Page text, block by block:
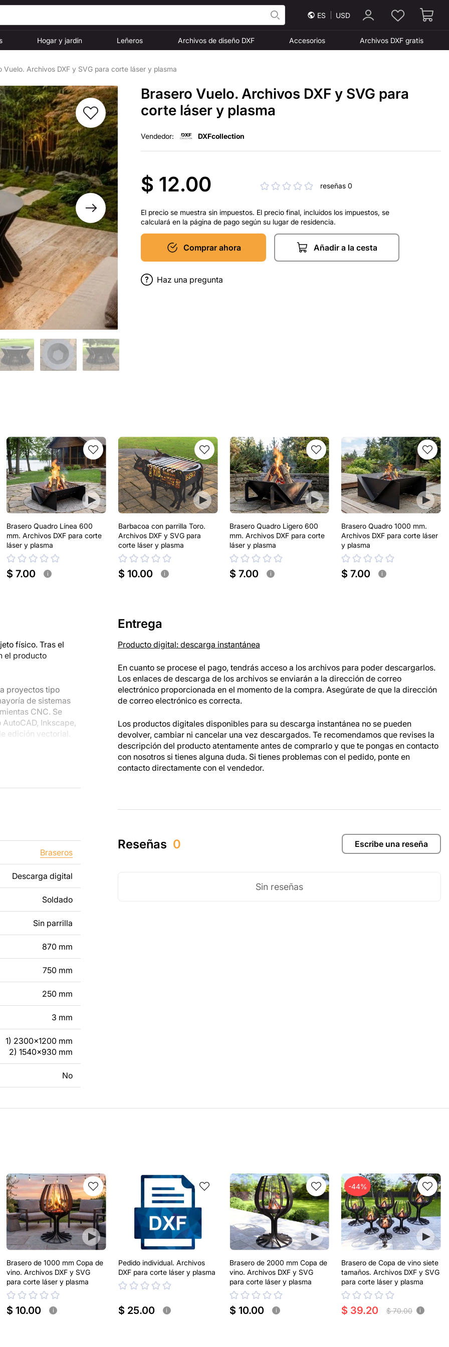
ES USD
Hogar y jardín Leñeros Archivos de diseño DXF Accesorios Archivos DXF gratis
Vuelo. Archivos DXF y SVG para corte láser y plasma
Brasero Vuelo. Archivos DXF y SVG para
corte láser y plasma
Vendedor: DXFcollection
$ 12.00 reseñas 0
El precio se muestra sin impuestos. El precio final, incluidos los impuestos, se
calculará en la página de pago según su lugar de residencia.
Comprar ahora Añadir a la cesta
Haz una pregunta
Brasero Quadro Línea 600
mm. Archivos DXF para corte
láser y plasma
$ 7.00 i
Barbacoa con parrilla Toro.
Archivos DXF y SVG para
corte láser y plasma
$ 10.00 i
Brasero Quadro Ligero 600
mm. Archivos DXF para corte
láser y plasma
$ 7.00 i
Brasero Quadro 1000 mm.
Archivos DXF para corte láser
y plasma
$ 7.00 i
físico. Tras el
el producto
proyectos tipo
de sistemas
CNC. Se
Inkscape,
edición vectorial.
podrás
tanto para un uso
creados a partir
para que se adapte
un producto de
con nosotros en
Braseros
Descarga digital
Soldado
Sin parrilla
870 mm
750 mm
250 mm
3 mm
1) 2300x1200 mm
2) 1540x930 mm
No
Entrega
Producto digital: descarga instantánea
En cuanto se procese el pago, tendrás acceso a los archivos para poder descargarlos.
Los enlaces de descarga de los archivos se enviarán a la dirección de correo
electrónico proporcionada en el momento de la compra. Asegúrate de que la dirección
de correo electrónico es correcta.
Los productos digitales disponibles para su descarga instantánea no se pueden
devolver, cambiar ni cancelar una vez descargados. Te recomendamos que revises la
descripción del producto atentamente antes de comprarlo y que te pongas en contacto
con nosotros si tienes alguna duda. Si tienes problemas con el pedido, ponte en
contacto directamente con el vendedor.
Reseñas 0 Escribe una reseña
Sin reseñas
Brasero de 1000 mm Copa de
vino. Archivos DXF y SVG
para corte láser y plasma
$ 10.00 i
Pedido individual. Archivos
DXF para corte láser y plasma
$ 25.00 i
Brasero de 2000 mm Copa de
vino. Archivos DXF y SVG
para corte láser y plasma
$ 10.00 i
-44%
Brasero de Copa de vino siete
tamaños. Archivos DXF y SVG
para corte láser y plasma
$ 39.20 $ 70.00 i